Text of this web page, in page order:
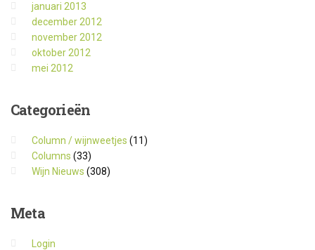
januari 2013
december 2012
november 2012
oktober 2012
mei 2012
Categorieën
Column / wijnweetjes (11)
Columns (33)
Wijn Nieuws (308)
Meta
Login